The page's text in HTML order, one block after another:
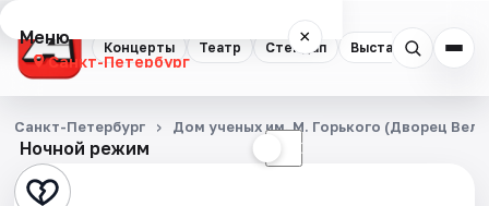
Концерты Театр Стендап Выставки
Меню ×
Санкт-Петербург
Концерты
Театр
Ночной режим ☾
Санкт-Петербург Дом ученых им. М. Горького (Дворец